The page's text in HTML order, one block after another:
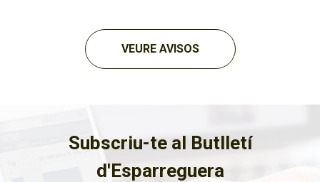
VEURE AVISOS
Subscriu-te al Butlletí
d'Esparreguera